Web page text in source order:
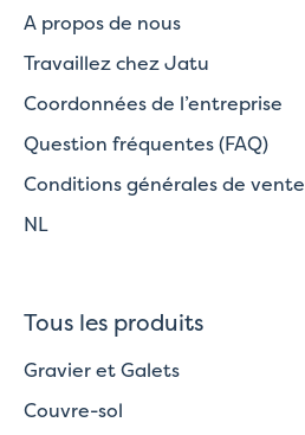
A propos de nous
Travaillez chez Jatu
Coordonnées de l’entreprise
Question fréquentes (FAQ)
Conditions générales de vente
NL
Tous les produits
Gravier et Galets
Couvre-sol